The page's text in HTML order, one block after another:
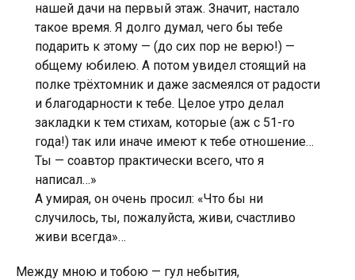
нашей дачи на первый этаж. Значит, настало
такое время. Я долго думал, чего бы тебе
подарить к этому — (до сих пор не верю!) —
общему юбилею. А потом увидел стоящий на
полке трёхтомник и даже засмеялся от радости
и благодарности к тебе. Целое утро делал
закладки к тем стихам, которые (аж с 51-го
года!) так или иначе имеют к тебе отношение…
Ты — соавтор практически всего, что я
написал…»
А умирая, он очень просил: «Что бы ни
случилось, ты, пожалуйста, живи, счастливо
живи всегда»…
Между мною и тобою — гул небытия,